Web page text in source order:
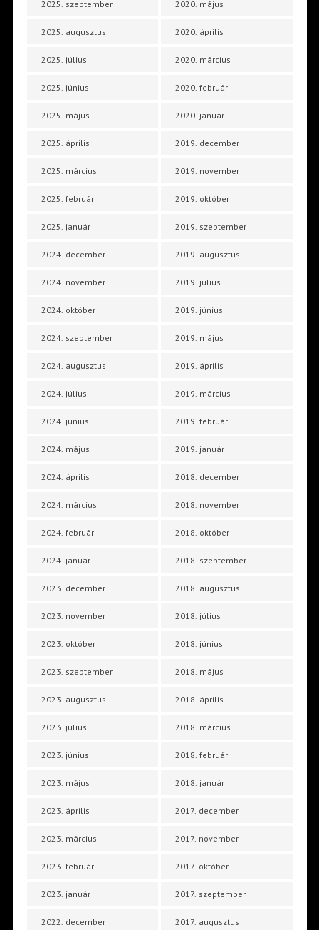
2025. szeptember
2025. augusztus
2025. július
2025. június
2025. május
2025. április
2025. március
2025. február
2025. január
2024. december
2024. november
2024. október
2024. szeptember
2024. augusztus
2024. július
2024. június
2024. május
2024. április
2024. március
2024. február
2024. január
2023. december
2023. november
2023. október
2023. szeptember
2023. augusztus
2023. július
2023. június
2023. május
2023. április
2023. március
2023. február
2023. január
2022. december
2020. május
2020. április
2020. március
2020. február
2020. január
2019. december
2019. november
2019. október
2019. szeptember
2019. augusztus
2019. július
2019. június
2019. május
2019. április
2019. március
2019. február
2019. január
2018. december
2018. november
2018. október
2018. szeptember
2018. augusztus
2018. július
2018. június
2018. május
2018. április
2018. március
2018. február
2018. január
2017. december
2017. november
2017. október
2017. szeptember
2017. augusztus